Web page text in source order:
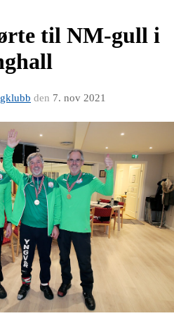
til NM-gull i
den 7. nov 2021